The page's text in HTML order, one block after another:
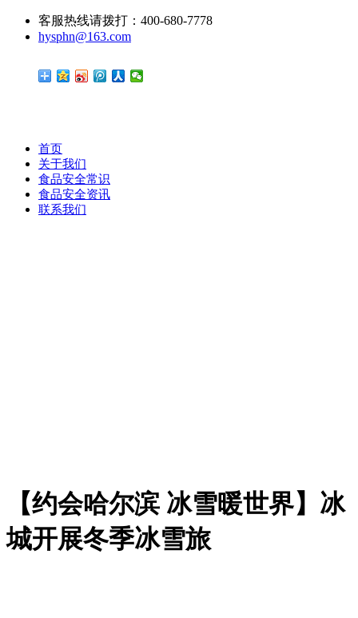
客服热线请拨打：400-680-7778
hysphn@163.com
首页
关于我们
食品安全常识
食品安全资讯
联系我们
【约会哈尔滨 冰雪暖世界】冰
城开展冬季冰雪旅